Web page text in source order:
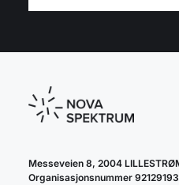
Messeveien 8, 2004
Organisasjonsnummer